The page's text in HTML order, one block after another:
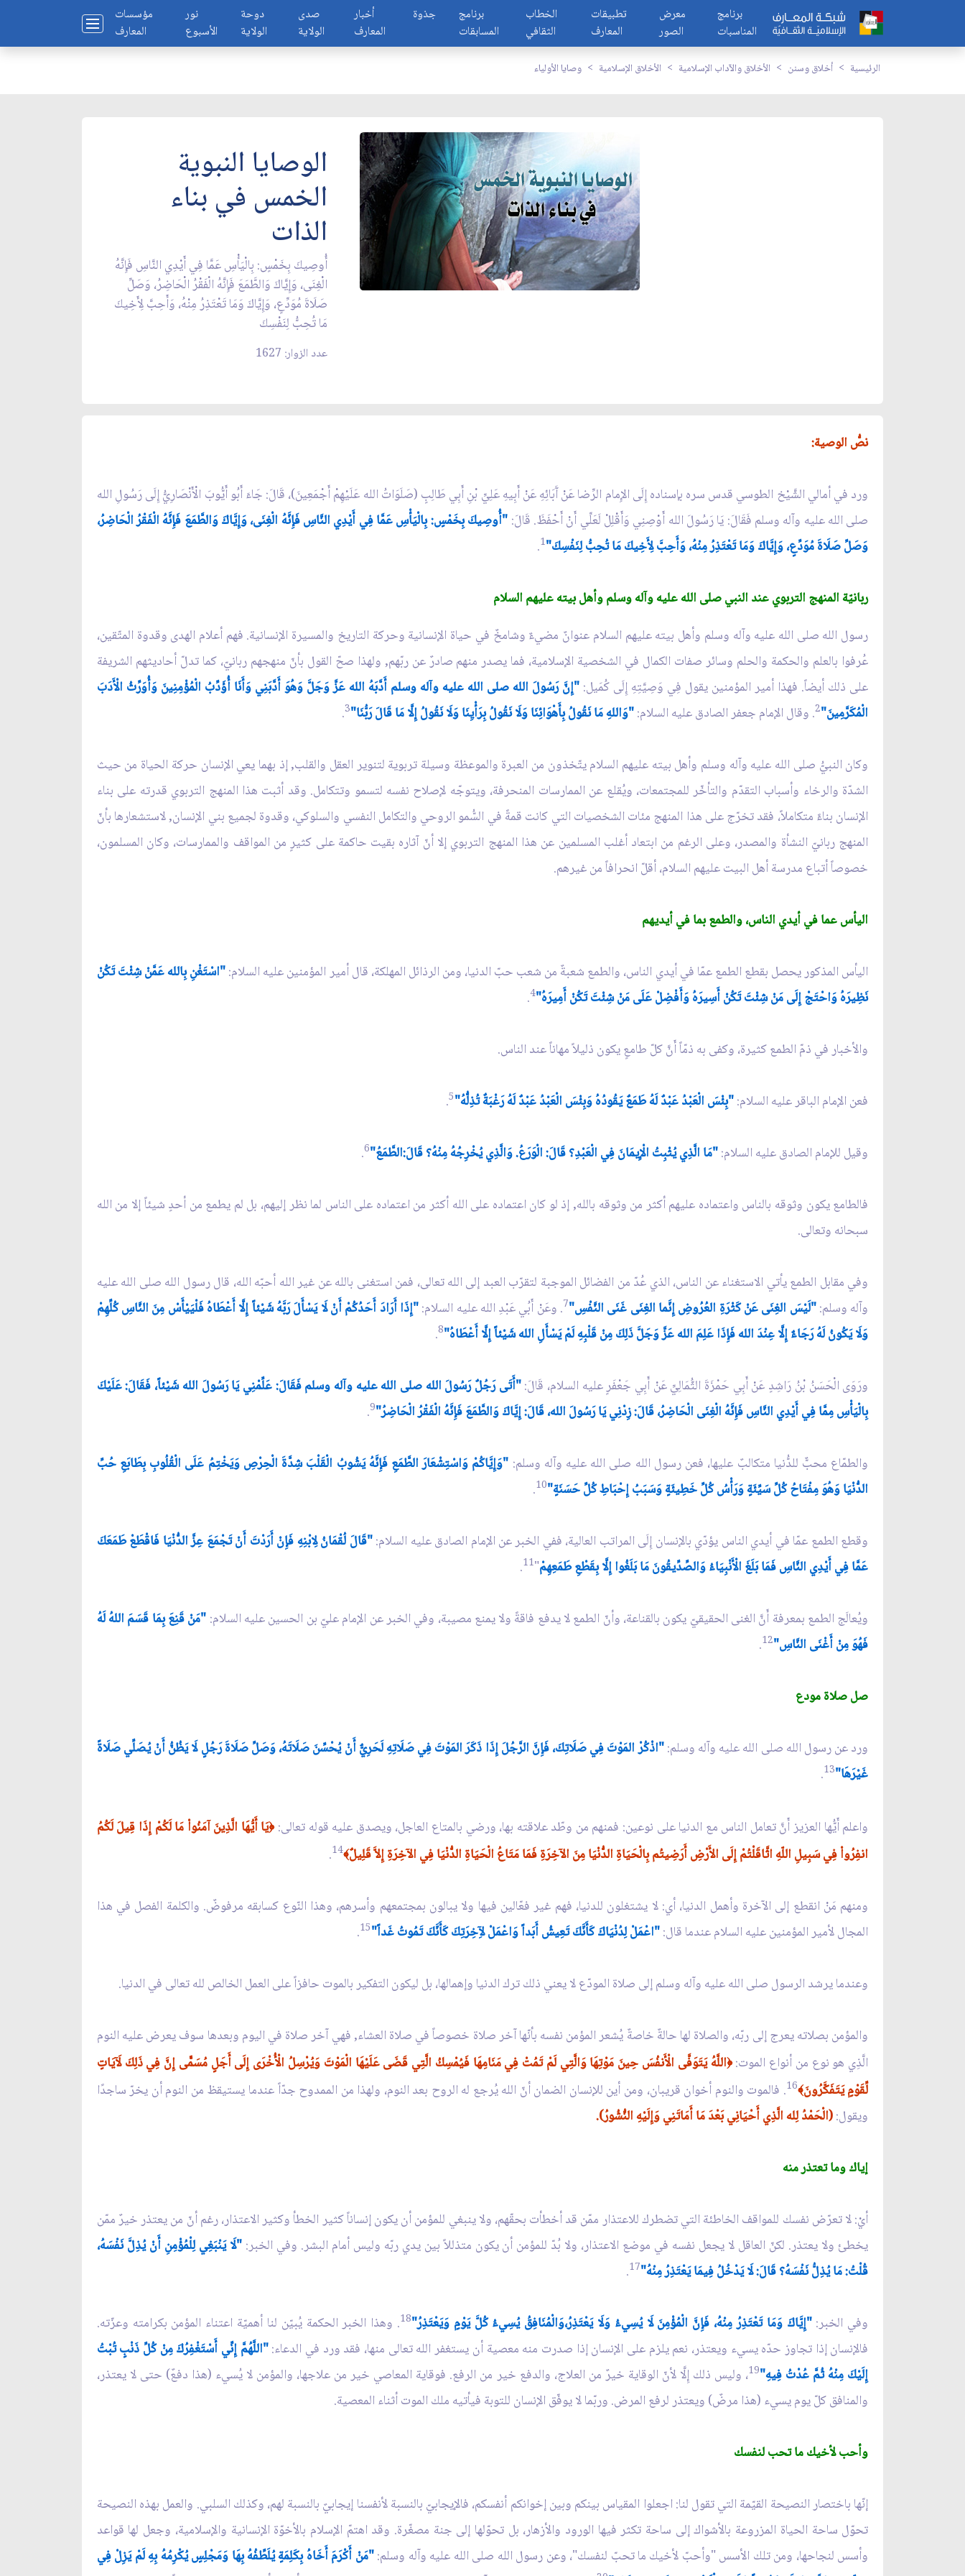
مؤسسات
المعارف
نور
الأسبوع
دوحة
الولاية
صدى
الولاية
أخبار
المعارف
جذوة
برنامج
المسابقات
الخطاب
الثقافي
تطبيقات
المعارف
معرض
الصور
برنامج
المناسبات
الرئيسية أخلاق وسنن الأخلاق والآداب الإسلامية الأخلاق الإسلامية وصايا الأولياء
الوصايا النبوية
الخمس في بناء
الذات
أُوصِيكَ بِخَمْسٍ: بِالْيَأْسِ عَمَّا فِي أَيْدِي النَّاسِ فَإِنَّهُ
الْغِنَى، وَإِيَّاكَ وَالطَّمَعَ فَإِنَّهُ الْفَقْرُ الْحَاضِرُ، وَصَلِّ
صَلَاةَ مُوَدِّعٍ، وَإِيَّاكَ وَمَا تَعْتَذِرُ مِنْهُ، وَأَحِبَّ لِأَخِيكَ
مَا تُحِبُّ لِنَفْسِكَ
عدد الزوار: 1627
نصُّ الوصية:
ورد في أمالي الشَّيْخ الطوسي قدس سره بإسناده إِلَى الإِمام الرِّضا عَنْ آَبَائِهِ عَنْ أَبِيهِ عَلِيِّ بْنِ أَبِي طَالِبٍ (صَلَوَاتُ الله عَلَيْهِمْ أَجْمَعِينَ)، قَالَ: جَاءَ أَبُو أَيُّوبَ الْأَنْصَارِيُّ إِلَى رَسُولِ الله
صلى الله عليه وآله وسلم فَقَالَ: يَا رَسُولَ الله أَوْصِنِي وَأَقْلِلْ لَعَلِّي أَنْ أَحْفَظَ. قَالَ: "أُوصِيكَ بِخَمْسٍ: بِالْيَأْسِ عَمَّا فِي أَيْدِي النَّاسِ فَإِنَّهُ الْغِنَى، وَإِيَّاكَ وَالطَّمَعَ فَإِنَّهُ الْفَقْرُ الْحَاضِرُ،
وَصَلِّ صَلَاةَ مُوَدِّعٍ، وَإِيَّاكَ وَمَا تَعْتَذِرُ مِنْهُ، وَأَحِبَّ لِأَخِيكَ مَا تُحِبُّ لِنَفْسِكَ"1
.
ربانيّة المنهج التربوي عند النبي صلى الله عليه وآله وسلم وأهل بيته عليهم السلام
رسول الله صلى الله عليه وآله وسلم وأهل بيته عليهم السلام عنوانٌ مضيءٌ وشامخٌ في حياة الإنسانية وحركة التاريخ والمسيرة الإنسانية. فهم أعلام الهدى وقدوة المتّقين،
عُرفوا بالعلم والحكمة والحلم وسائر صفات الكمال في الشخصية الإسلامية، فما يصدر منهم صادرٌ عن ربّهم, ولهذا صحّ القول بأنّ منهجهم ربانيّ، كما تدلّ أحاديثهم الشريفة
على ذلك أيضاً. فهذا أمير المؤمنين يقول فِي وَصِيَّتِهِ إِلَى كُمَيل: "إِنَّ رَسُولَ الله صلى الله عليه وآله وسلم أَدَّبَهُ الله عَزَّ وَجَلَّ وَهُوَ أَدَّبَنِي وَأَنَا أُؤَدِّبُ الْمُؤْمِنِينَ وَأُوَرِّثُ الْأَدَبَ
الْمُكَرَّمِينَ"2. وقال الإمام جعفر الصادق عليه السلام:"وَاللهِ مَا نَقُولُ بِأَهْوَائِنَا وَلَا نَقُولُ بِرَأْيِنَا وَلَا نَقُولُ إِلَّا مَا قَالَ رَبُّنَا"3
.
وكان النبيُّ صلى الله عليه وآله وسلم وأهل بيته عليهم السلام يتّخذون من العبرة والموعظة وسيلة تربوية لتنوير العقل والقلب, إذ بهما يعي الإنسان حركة الحياة من حيث
الشدّة والرخاء وأسباب التقدّم والتأخّر للمجتمعات، ويُقلع عن الممارسات المنحرفة، ويتوجّه لإصلاح نفسه لتسمو وتتكامل. وقد أثبت هذا المنهج التربوي قدرته على بناء
الإنسان بناءً متكاملاً، فقد تخرّج على هذا المنهج مئات الشخصيات التي كانت قمةً في السُّمو الروحي والتكامل النفسي والسلوكي، وقدوة لجميع بني الإنسان, لاستشعارها بأنّ
المنهج ربانيّ النشأة والمصدر، وعلى الرغم من ابتعاد أغلب المسلمين عن هذا المنهج التربوي إلا أنّ آثاره بقيت حاكمة على كثيرٍ من المواقف والممارسات، وكان المسلمون،
خصوصاً أتباع مدرسة أهل البيت عليهم السلام، أقلّ انحرافاً من غيرهم.
اليأس عما في أيدي الناس، والطمع بما في أيديهم
اليأس المذكور يحصل بقطع الطمع عمّا في أيدي الناس، والطمع شعبةٌ من شعب حبّ الدنيا، ومن الرذائل المهلكة، قال أمير المؤمنين عليه السلام:"اسْتَغْنِ بِالله عَمَّنْ شِئْتَ تَكُنْ
نَظِيرَهُ وَاحْتَجْ إِلَى مَنْ شِئْتَ تَكُنْ أَسِيرَهُ وَأَفْضِلْ عَلَى مَنْ شِئْتَ تَكُنْ أَمِيرَهُ"4
.
والأخبار في ذمّ الطمع كثيرة، وكفى به ذمّاً أَنَّ كلّ طامعٍ يكون ذليلاً مهاناً عند الناس.
فعن الإمام الباقر عليه السلام:"بِئْسَ الْعَبْدُ عَبْدٌ لَهُ طَمَعٌ يَقُودُهُ وَبِئْسَ الْعَبْدُ عَبْدٌ لَهُ رَغْبَةٌ تُذِلُّهُ"5
.
وقيل للإمام الصادق عليه السلام:"مَا الَّذِي يُثْبِتُ الْإِيمَانَ فِي الْعَبْدِ؟ قَالَ: الْوَرَعُ. وَالَّذِي يُخْرِجُهُ مِنْهُ؟ قَالَ:الطَّمَعُ"6
.
فالطامع يكون وثوقه بالناس واعتماده عليهم أكثر من وثوقه بالله, إذ لو كان اعتماده على الله أكثر من اعتماده على الناس لما نظر إليهم، بل لم يطمع من أحدٍ شيئاً إلا من الله
سبحانه وتعالى.
وفي مقابل الطمع يأتي الاستغناء عن الناس، الذي عُدّ من الفضائل الموجبة لتقرّب العبد إلى الله تعالى، فمن استغنى بالله عن غير الله أحبّه الله، قال رسول الله صلى الله عليه
وآله وسلم:"لَيْسَ الغِنَى عَنْ كَثْرَةِ العُرُوضِ إِنَّما الغِنَى غَنَى النَّفْسِ"7. وعَنْ أَبُي عَبْدِ الله عليه السلام:"إِذَا أَرَادَ أَحَدُكُمْ أَنْ لَا يَسْأَلَ رَبَّهُ شَيْئاً إِلَّا أَعْطَاهُ فَلْيَيْأَسْ مِنَ النَّاسِ كُلِّهِمْ
وَلَا يَكُونُ لَهُ رَجَاءٌ إِلَّا عِنْدَ الله فَإِذَا عَلِمَ الله عَزَّ وَجَلَّ ذَلِكَ مِنْ قَلْبِهِ لَمْ يَسْأَلِ الله شَيْئاً إِلَّا أَعْطَاهُ"8
.
ورَوَى الْحَسَنُ بْنُ رَاشِدٍ عَنْ أَبِي حَمْزَةَ الثُّمَالِيِّ عَنْ أَبِي جَعْفَرٍ عليه السلام، قَالَ:"أَتَى رَجُلٌ رَسُولَ الله صلى الله عليه وآله وسلم فَقَالَ: عَلِّمْنِي يَا رَسُولَ الله شَيْئاً، فَقَالَ: عَلَيْكَ
بِالْيَأْسِ مِمَّا فِي أَيْدِي النَّاسِ فَإِنَّهُ الْغِنَى الْحَاضِرُ، قَالَ: زِدْنِي يَا رَسُولَ الله، قَالَ: إِيَّاكَ وَالطَّمَعَ فَإِنَّهُ الْفَقْرُ الْحَاضِرُ"9
.
والطمّاع محبٌّ للدُّنيا متكالبٌ عليها، فعن رسول الله صلى الله عليه وآله وسلم: "وَإِيَّاكُمْ وَاسْتِشْعَارَ الطَّمَعِ فَإِنَّهُ يَشُوبُ الْقَلْبَ شِدَّةَ الْحِرْصِ وَيَخْتِمُ عَلَى الْقُلُوبِ بِطَابَعِ حُبِّ
الدُّنْيَا وَهُوَ مِفْتَاحُ كُلِّ سَيِّئَةٍ وَرَأْسُ كُلِّ خَطِيئَةٍ وَسَبَبُ إِحْبَاطِ كُلِّ حَسَنَةٍ"10
.
وقطع الطمع عمّا في أيدي الناس يؤدّي بالإنسان إِلَى المراتب العالية، ففي الخبر عن الإمام الصادق عليه السلام:"قَالَ لُقْمَانُ لِابْنِهِ فَإِنْ أَرَدْتَ أَنْ تَجْمَعَ عِزَّ الدُّنْيَا فَاقْطَعْ طَمَعَكَ
عَمَّا فِي أَيْدِي النَّاسِ فَمَا بَلَغَ الْأَنْبِيَاءُ وَالصِّدِّيقُونَ مَا بَلَغُوا إِلَّا بِقَطْعِ طَمَعِهِمْ"
11
.
ويُعالَج الطمع بمعرفة أَنَّ الغنى الحقيقيّ يكون بالقناعة، وأنّ الطمع لا يدفع فاقةً ولا يمنع مصيبة، وفي الخبر عن الإمام عليّ بن الحسين عليه السلام: "مَنْ قَنِعَ بِمَا قَسَمَ اللهُ لَهُ
فَهُوَ مِنْ أَغْنَى النَّاسِ"12
.
صل صلاة مودع
ورد عن رسول الله صلى الله عليه وآله وسلم:"اذْكُرْ المَوْتَ فِي صَلَاتِكَ، فَإِنَّ الرَّجُلَ إِذَا ذَكَرَ المَوْتَ فِي صَلَاتِهِ لَحَرِيٌّ أَنْ يُحْسِّنَ صَلَاتَهُ، وَصَلِّ صَلَاةَ رَجُلٍ لَا يَظُنُّ أَنْ يُصَلِّي صَلَاةً
غَيْرَهَا"13
.
واعلم أَيُّها العزيز أَنَّ تعامل الناس مع الدنيا على نوعين: فمنهم من وطّد علاقته بها، ورضي بالمتاع العاجل، ويصدق عليه قوله تعالى:﴿يَا أَيُّهَا الَّذِينَ آمَنُواْ مَا لَكُمْ إِذَا قِيلَ لَكُمُ
انفِرُواْ فِي سَبِيلِ اللّهِ اثَّاقَلْتُمْ إِلَى الأَرْضِ أَرَضِيتُم بِالْحَيَاةِ الدُّنْيَا مِنَ الآخِرَةِ فَمَا مَتَاعُ الْحَيَاةِ الدُّنْيَا فِي الآخِرَةِ إِلاَّ قَلِيلٌ﴾14
.
ومنهم مَنْ انقطع إلى الآخرة وأهمل الدنيا، أي: لا يشتغلون للدنيا، فهم غير فعّالين فيها ولا يبالون بمجتمعهم وأسرهم، وهذا النّوع كسابقه مرفوضٌ. والكلمة الفصل في هذا
المجال لأمير المؤمنين عليه السلام عندما قال:"اعْمَلْ لِدُنْيَاكَ كَأَنَّكَ تَعِيشُ أَبَداً وَاعْمَلْ لآِخِرَتِكَ كَأَنَّكَ تَمُوتُ غَداً"15
.
وعندما يرشد الرسول صلى الله عليه وآله وسلم إلى صلاة المودّع لا يعني ذلك ترك الدنيا وإهمالها، بل ليكون التفكير بالموت حافزاً على العمل الخالص لله تعالى في الدنيا.
والمؤمن بصلاته يعرج إلى ربّه، والصلاة لها حالةٌ خاصةٌ يُشعر المؤمن نفسه بأنّها آخر صلاة خصوصاً في صلاة العشاء, فهي آخر صلاة في اليوم وبعدها سوف يعرض عليه النوم
الَّذِي هو نوع من أنواع الموت:﴿اللَّهُ يَتَوَفَّى الْأَنفُسَ حِينَ مَوْتِهَا وَالَّتِي لَمْ تَمُتْ فِي مَنَامِهَا فَيُمْسِكُ الَّتِي قَضَى عَلَيْهَا الْمَوْتَ وَيُرْسِلُ الْأُخْرَى إِلَى أَجَلٍ مُسَمًّى إِنَّ فِي ذَلِكَ لَآيَاتٍ
لِّقَوْمٍ يَتَفَكَّرُونَ﴾16. فالموت والنوم أخوان قريبان، ومن أين للإنسان الضمان أنّ الله يُرجع له الروح بعد النوم، ولهذا من الممدوح جدّاً عندما يستيقظ من النوم أن يخرّ ساجدًا
ويقول:(الْحَمْدُ لِله الَّذِي أَحْيَانِي بَعْدَ مَا أَمَاتَنِي وَإِلَيْهِ النُّشُورُ).
إياك وما تعتذر منه
أيْ: لا تعرّض نفسك للمواقف الخاطئة التي تضطرك للاعتذار ممّن قد أخطأت بحقّهم، ولا ينبغي للمؤمن أن يكون إنساناً كثير الخطأ وكثير الاعتذار، رغم أنّ من يعتذر خيرٌ ممّن
يخطئ ولا يعتذر. لكنّ العاقل لا يجعل نفسه في موضع الاعتذار، ولا بُدّ للمؤمن أن يكون متذللاً بين يدي ربّه وليس أمام البشر. وفي الخبر:"لَا يَنْبَغِي لِلْمُؤْمِنِ أَنْ يُذِلَّ نَفْسَهُ،
قُلْتُ: مَا يُذِلُّ نَفْسَهُ؟ قَالَ: لَا يَدْخُلُ فِيمَا يَعْتَذِرُ مِنْهُ"17
.
وفي الخبر:"إِيَّاكَ وَمَا تَعْتَذِرُ مِنْهُ، فَإِنَّ الْمُؤْمِنَ لَا يُسِي‌ءُ وَلَا يَعْتَذِرُ،وَالْمُنَافِقُ يُسِي‌ءُ كُلَّ يَوْمٍ وَيَعْتَذِرُ"18. وهذا الخبر الحكمة يُبيّن لنا أهميّة اعتناء المؤمن بكرامته وعزّته.
فالإنسان إذا تجاوز حدّه يسيء ويعتذر، نعم يلزم على الإنسان إذا صدرت منه معصية أن يستغفر الله تعالى منها، فقد ورد في الدعاء:"اللَّهُمَّ إِنِّي أَسْتَغْفِرُكَ مِنْ كُلِّ ذَنْبٍ تُبْتُ
إِلَيْكَ مِنْهُ ثُمَّ عُدْتُ فِيهِ"19، وليس ذلك إِلَّا لأنّ الوقاية خيرٌ من العلاج، والدفع خير من الرفع. فوقاية المعاصي خير من علاجها، والمؤمن لا يُسيء (هذا دفعٌ) حتى لا يعتذر،
والمنافق كلّ يوم يسيء (هذا مرضٌ) ويعتذر لرفع المرض. وربّما لا يوفّق الإنسان للتوبة فيأتيه ملك الموت أثناء المعصية.
وأحب لأخيك ما تحب لنفسك
إنّها باختصار النصيحة القيّمة التي تقول لنا: اجعلوا المقياس بينكم وبين إخوانكم أنفسكم، فالإيجابيّ بالنسبة لأنفسنا إيجابيٌ بالنسبة لهم، وكذلك السلبي. والعمل بهذه النصيحة
تحوّل ساحة الحياة المزروعة بالأشواك إلى ساحة تكثر فيها الورود والأزهار، بل تحوّلها إلى جنة مصغّرة. وقد اهتمّ الإسلام بالأخوّة الإنسانية والإسلامية، وجعل لها قواعد
وأسس لنجاحها، ومن تلك الأسس "وأحبّ لأخيك ما تحبّ لنفسك"، وعن رسول الله صلى الله عليه وآله وسلم:"مَنْ أَكْرَمَ أَخَاهُ بِكَلِمَةٍ يُلَطِّفُهُ بِهَا وَمَجْلِسٍ يُكْرِمُهُ بِهِ لَمْ يَزِلْ فِي